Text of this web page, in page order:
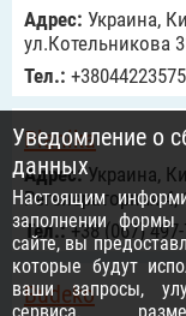
Адрес: Украина,
ул.Котельникова
Тел.:
Planika
Адрес:Украина,
Регенераторная 4,
Тел.:+38 (067)
Budeko
Уведомление о
данных
Настоящим
заполнении
сайте, вы
которые будут
ваши запросы,